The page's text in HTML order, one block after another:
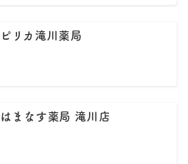
ピリカ滝川薬局
はまなす薬局 滝川店